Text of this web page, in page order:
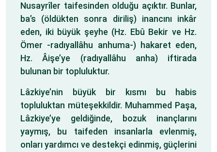
Nusayrîler taifesinden olduğu açıktır. Bunlar,
ba’s (öldükten sonra diriliş) inancını inkâr
eden, iki büyük şeyhe (Hz. Ebû Bekir ve Hz.
Ömer -radıyallâhu anhuma-) hakaret eden,
Hz. Âişe’ye (radıyallâhu anha) iftirada
bulunan bir topluluktur.
Lâzkiye’nin büyük bir kısmı bu habis
topluluktan müteşekkildir. Muhammed Paşa,
Lâzkiye’ye geldiğinde, bozuk inançlarını
yaymış, bu taifeden insanlarla evlenmiş,
onları yardımcı ve destekçi edinmiş, güçlerini